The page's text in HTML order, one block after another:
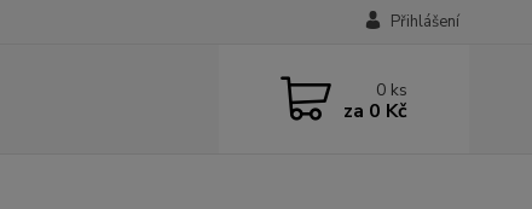
Přihlášení
0 ks
za 0 Kč